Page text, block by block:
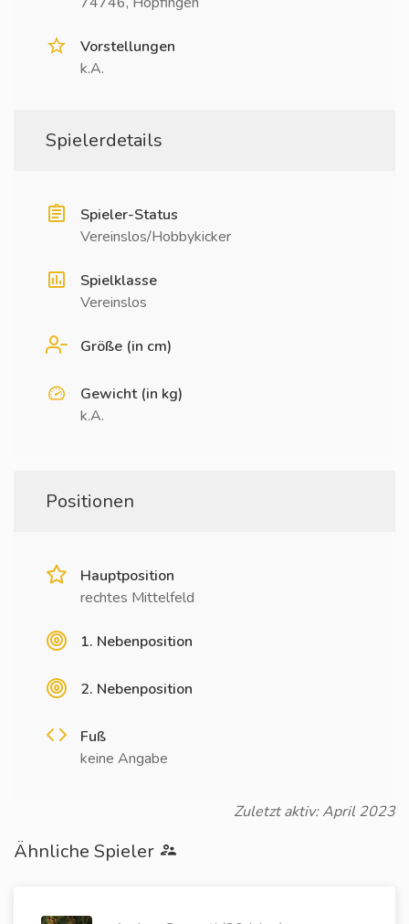
Vorstellungen
k.A.
Spielerdetails
Spieler-Status
Vereinslos/Hobbykicker
Spielklasse
Vereinslos
Größe (in cm)
Gewicht (in kg)
k.A.
Positionen
Hauptposition
rechtes Mittelfeld
1. Nebenposition
2. Nebenposition
Fuß
keine Angabe
Zuletzt aktiv: April 2023
Ähnliche Spieler